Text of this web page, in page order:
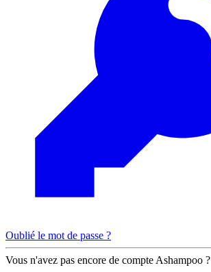
Oublié le mot de passe ?
Vous n'avez pas encore de compte Ashampoo ?